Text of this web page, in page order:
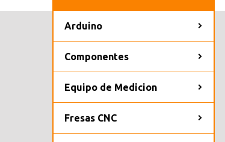
Arduino
Componentes
Equipo de Medicion
Fresas CNC